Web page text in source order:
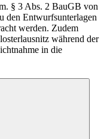
§ 3 Abs. 2 BauGB von
den Entwurfsunterlagen
werden. Zudem
während der
in die